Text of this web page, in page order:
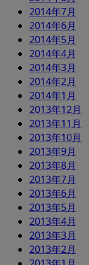
2014年7月
2014年6月
2014年5月
2014年4月
2014年3月
2014年2月
2014年1月
2013年12月
2013年11月
2013年10月
2013年9月
2013年8月
2013年7月
2013年6月
2013年5月
2013年4月
2013年3月
2013年2月